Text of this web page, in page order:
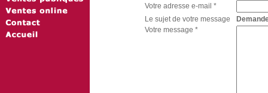
Votre adresse e-mail *
Le sujet de votre message
Votre message *